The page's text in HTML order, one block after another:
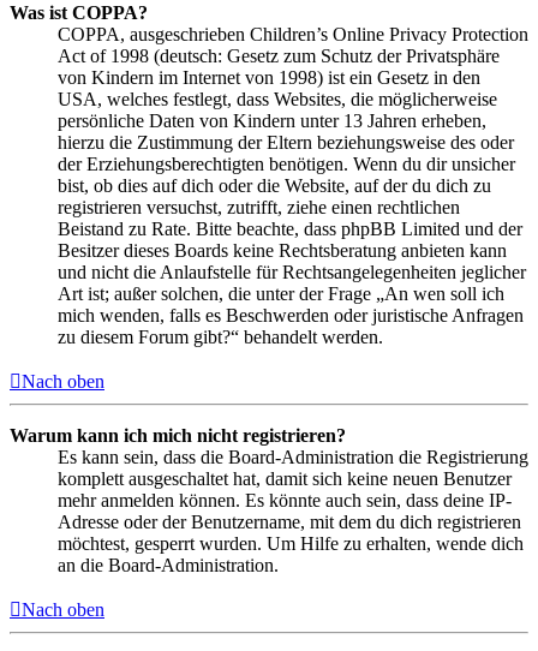
Was ist COPPA?
COPPA, ausgeschrieben Children’s Online Privacy Protection
Act of 1998 (deutsch: Gesetz zum Schutz der Privatsphäre
von Kindern im Internet von 1998) ist ein Gesetz in den
USA, welches festlegt, dass Websites, die möglicherweise
persönliche Daten von Kindern unter 13 Jahren erheben,
hierzu die Zustimmung der Eltern beziehungsweise des oder
der Erziehungsberechtigten benötigen. Wenn du dir unsicher
bist, ob dies auf dich oder die Website, auf der du dich zu
registrieren versuchst, zutrifft, ziehe einen rechtlichen
Beistand zu Rate. Bitte beachte, dass phpBB Limited und der
Besitzer dieses Boards keine Rechtsberatung anbieten kann
und nicht die Anlaufstelle für Rechtsangelegenheiten jeglicher
Art ist; außer solchen, die unter der Frage „An wen soll ich
mich wenden, falls es Beschwerden oder juristische Anfragen
zu diesem Forum gibt?“ behandelt werden.
Nach oben
Warum kann ich mich nicht registrieren?
Es kann sein, dass die Board-Administration die Registrierung
komplett ausgeschaltet hat, damit sich keine neuen Benutzer
mehr anmelden können. Es könnte auch sein, dass deine IP-
Adresse oder der Benutzername, mit dem du dich registrieren
möchtest, gesperrt wurden. Um Hilfe zu erhalten, wende dich
an die Board-Administration.
Nach oben